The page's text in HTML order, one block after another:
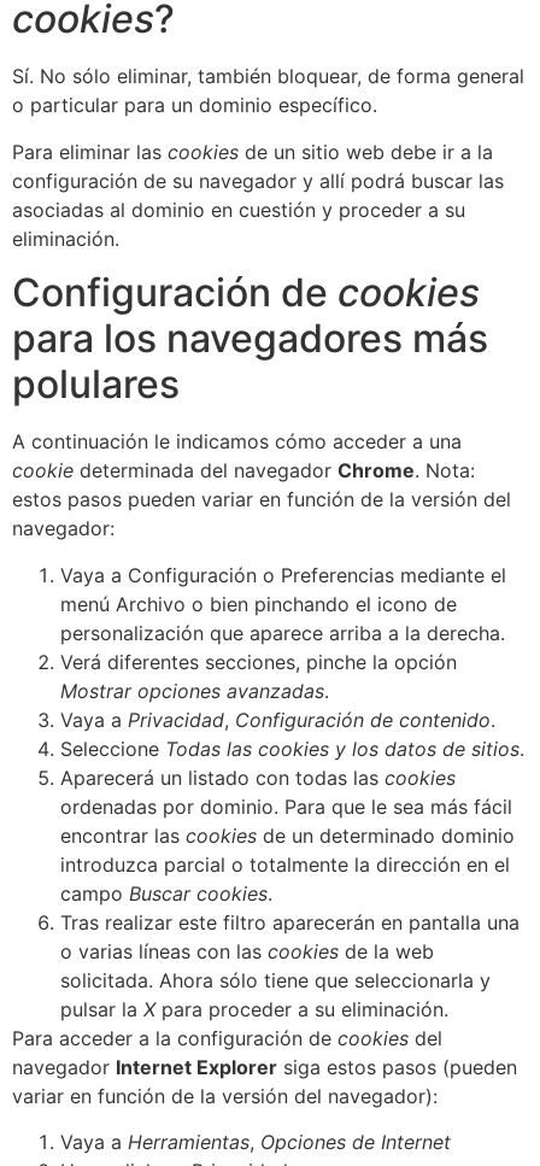
cookies?
Sí. No sólo eliminar, también bloquear, de forma general
o particular para un dominio específico.
Para eliminar las cookies de un sitio web debe ir a la
configuración de su navegador y allí podrá buscar las
asociadas al dominio en cuestión y proceder a su
eliminación.
Configuración de cookies
para los navegadores más
polulares
A continuación le indicamos cómo acceder a una
cookie determinada del navegador Chrome. Nota:
estos pasos pueden variar en función de la versión del
navegador:
Vaya a Configuración o Preferencias mediante el
menú Archivo o bien pinchando el icono de
personalización que aparece arriba a la derecha.
Verá diferentes secciones, pinche la opción
Mostrar opciones avanzadas.
Vaya a Privacidad, Configuración de contenido.
Seleccione Todas las cookies y los datos de sitios.
Aparecerá un listado con todas las cookies
ordenadas por dominio. Para que le sea más fácil
encontrar las cookies de un determinado dominio
introduzca parcial o totalmente la dirección en el
campo Buscar cookies.
Tras realizar este filtro aparecerán en pantalla una
o varias líneas con las cookies de la web
solicitada. Ahora sólo tiene que seleccionarla y
pulsar la Xpara proceder a su eliminación.
Para acceder a la configuración de cookies del
navegador Internet Explorer siga estos pasos (pueden
variar en función de la versión del navegador):
Vaya a Herramientas, Opciones de Internet